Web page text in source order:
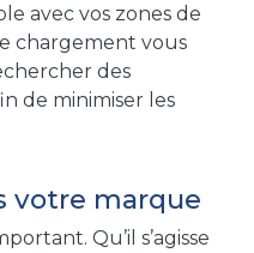
avec vos zones de
chargement vous
des
de minimiser les
votre marque
Qu’il s’agisse